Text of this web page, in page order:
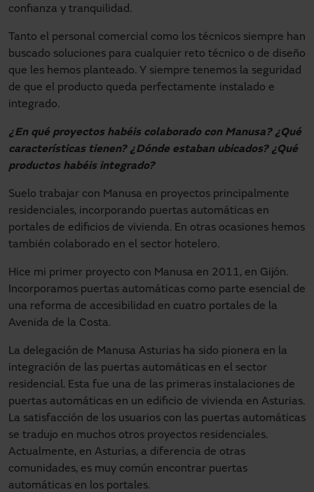
confianza y tranquilidad.
Tanto el personal comercial como los técnicos siempre han
buscado soluciones para cualquier reto técnico o de diseño
que les hemos planteado. Y siempre tenemos la seguridad
de que el producto queda perfectamente instalado e
integrado.
¿En qué proyectos habéis colaborado con Manusa? ¿Qué
características tienen? ¿Dónde estaban ubicados? ¿Qué
productos habéis integrado?
Suelo trabajar con Manusa en proyectos principalmente
residenciales, incorporando puertas automáticas en
portales de edificios de vivienda. En otras ocasiones hemos
también colaborado en el sector hotelero.
Hice mi primer proyecto con Manusa en 2011, en Gijón.
Incorporamos puertas automáticas como parte esencial de
una reforma de accesibilidad en cuatro portales de la
Avenida de la Costa.
La delegación de Manusa Asturias ha sido pionera en la
integración de las puertas automáticas en el sector
residencial. Esta fue una de las primeras instalaciones de
puertas automáticas en un edificio de vivienda en Asturias.
La satisfacción de los usuarios con las puertas automáticas
se tradujo en muchos otros proyectos residenciales.
Actualmente, en Asturias, a diferencia de otras
comunidades, es muy común encontrar puertas
automáticas en los portales.